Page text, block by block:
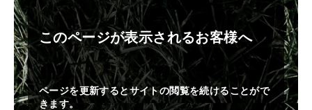
このページが表示されるお客様へ
ページを更新するとサイトの閲覧を続けることがで
きます。